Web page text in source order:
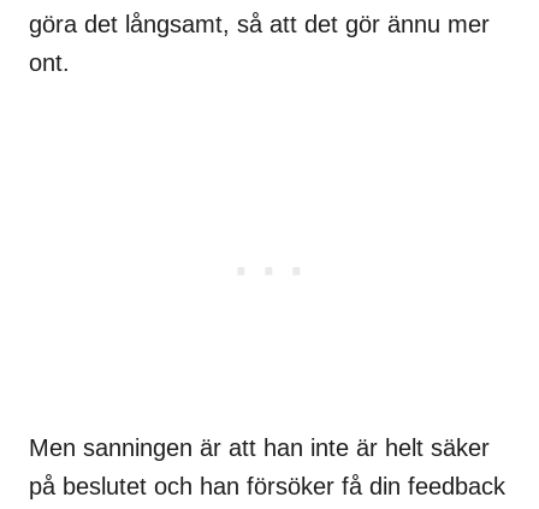
göra det långsamt, så att det gör ännu mer
ont.
Men sanningen är att han inte är helt säker
på beslutet och han försöker få din feedback